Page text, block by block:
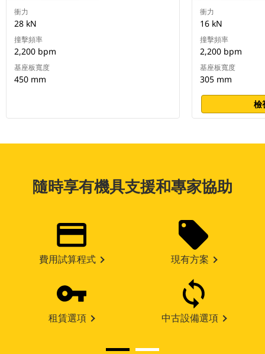
衝力
28 kN
撞擊頻率
2,200 bpm
基座板寬度
450 mm
衝力
16 kN
撞擊頻率
2,200 bpm
基座板寬度
305 mm
檢
隨時享有機具支援和專家協助
費用試算程式 現有方案
租賃選項 中古設備選項